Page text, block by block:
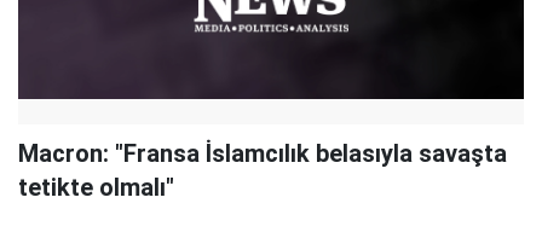
Macron: "Fransa İslamcılık belasıyla savaşta
tetikte olmalı"